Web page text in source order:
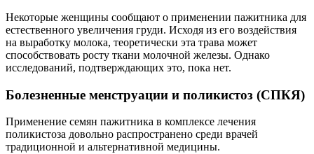
Некоторые женщины сообщают о применении пажитника для
естественного увеличения груди. Исходя из его воздействия
на выработку молока, теоретически эта трава может
способствовать росту ткани молочной железы. Однако
исследований, подтверждающих это, пока нет.
Болезненные менструации и поликистоз (СПКЯ)
Применение семян пажитника в комплексе лечения
поликистоза довольно распространено среди врачей
традиционной и альтернативной медицины.